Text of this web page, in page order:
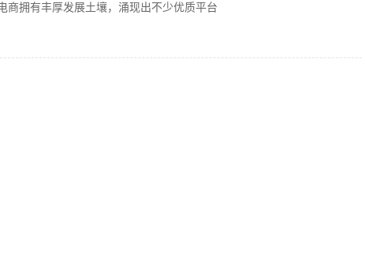
商拥有丰厚发展土壤，涌现出不少优质平台